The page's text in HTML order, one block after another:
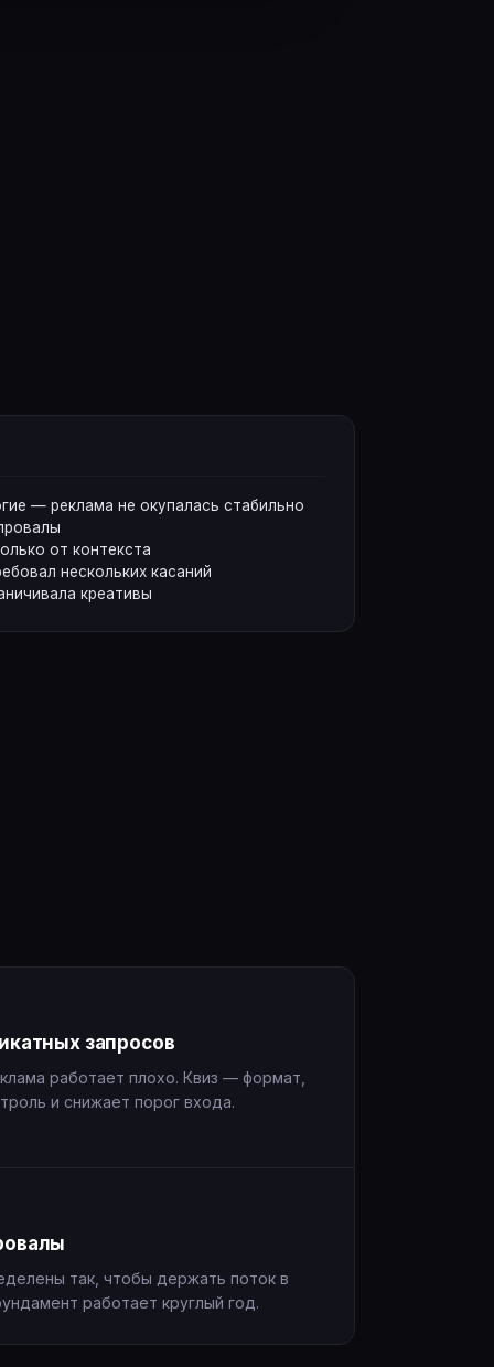
— реклама не окупалась стабильно
от контекста
нескольких касаний
креативы
запросов
работает плохо. Квиз — формат,
и снижает порог входа.
так, чтобы держать поток в
работает круглый год.